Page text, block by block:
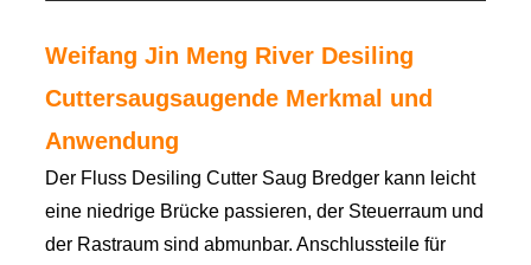
Weifang Jin Meng River Desiling
Cuttersaugsaugende Merkmal und
Anwendung
Der Fluss Desiling Cutter Saug Bredger kann leicht
eine niedrige Brücke passieren, der Steuerraum und
der Rastraum sind abmunbar. Anschlussteile für